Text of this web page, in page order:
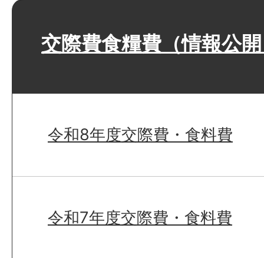
交際費食糧費（情報公
令和8年度交際費・食料費
令和7年度交際費・食料費